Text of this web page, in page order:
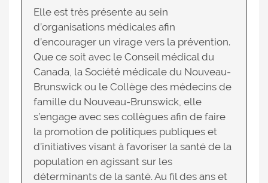
Elle est très présente au sein
d’organisations médicales afin
d’encourager un virage vers la prévention.
Que ce soit avec le Conseil médical du
Canada, la Société médicale du Nouveau-
Brunswick ou le Collège des médecins de
famille du Nouveau-Brunswick, elle
s’engage avec ses collègues afin de faire
la promotion de politiques publiques et
d’initiatives visant à favoriser la santé de la
population en agissant sur les
déterminants de la santé. Au fil des ans et